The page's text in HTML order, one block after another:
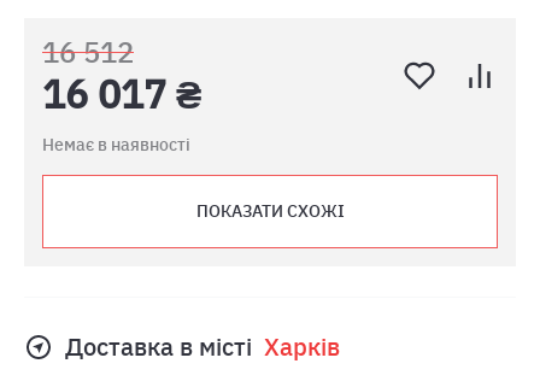
16 512
16 017 ₴
Немає в наявності
ПОКАЗАТИ СХОЖІ
Доставка в місті Харкiв